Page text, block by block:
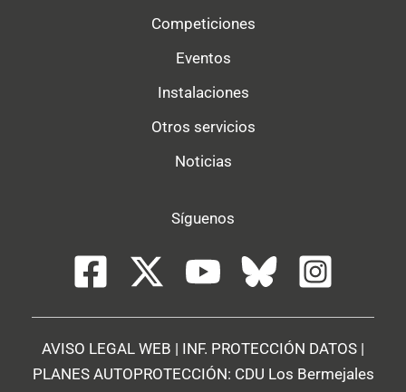
Competiciones
Eventos
Instalaciones
Otros servicios
Noticias
Síguenos
AVISO LEGAL WEB | INF. PROTECCIÓN DATOS |
PLANES AUTOPROTECCIÓN: CDU Los Bermejales